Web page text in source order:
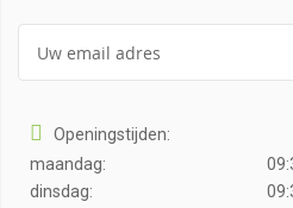
Openingstijden:
maandag:
dinsdag: